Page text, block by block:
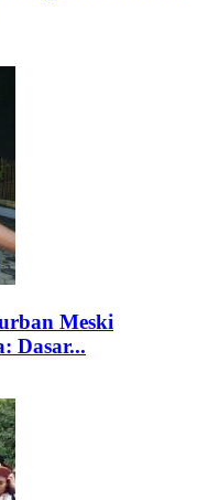
Meski
Dasar...